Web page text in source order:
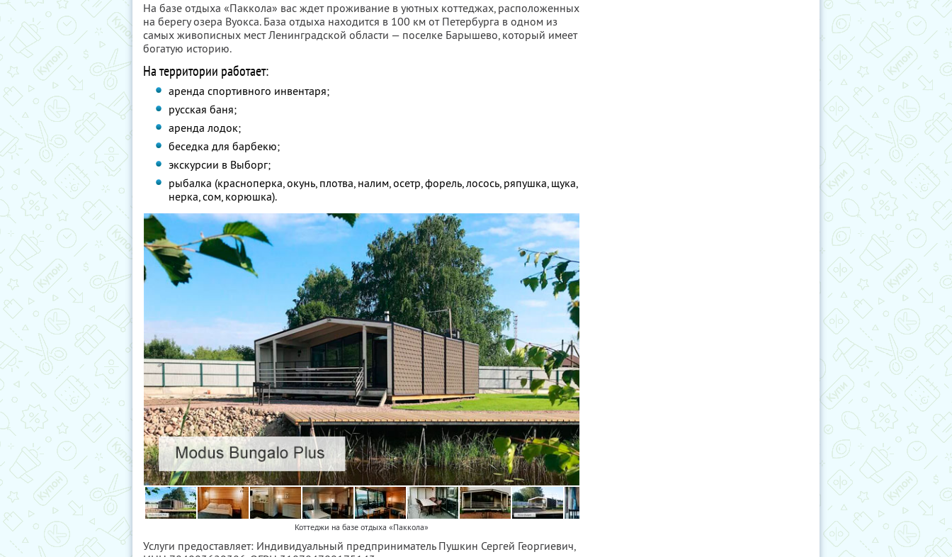
На базе отдыха «Паккола» вас ждет проживание в уютных коттеджах, расположенных
на берегу озера Вуокса. База отдыха находится в 100 км от Петербурга в одном из
самых живописных мест Ленинградской области — поселке Барышево, который имеет
богатую историю.
На территории работает:
аренда спортивного инвентаря;
русская баня;
аренда лодок;
беседка для барбекю;
экскурсии в Выборг;
рыбалка (красноперка, окунь, плотва, налим, осетр, форель, лосось, ряпушка, щука,
нерка, сом, корюшка).
Коттеджи на базе отдыха «Паккола»
Услуги предоставляет: Индивидуальный предприниматель Пушкин Сергей Георгиевич,